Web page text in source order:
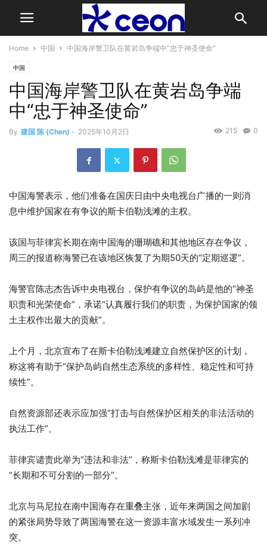
Home 中国 中国海岸警卫队在黄岩岛争端中“忠于神圣使命”
中国
中国海岸警卫队在黄岩岛争端
中“忠于神圣使命”
By 建国 陈 (Chen) - 2025年10月2日 0
215
中国海警表示，他们准备在国庆日由中央电视台广播的一则消
息中维护国家在有争议的斯卡伯勒浅滩的主权。
该国与菲律宾长期在南中国海的珊瑚礁和其他地区存在争议，
周三的报道称海警已在该地区恢复了为期50天的“定期巡逻”。
海警官陈志杰告诉中央电视台，保护有争议的岛屿是他的“神圣
职责和光荣使命”，承诺“认真履行我们的职责，为保护国家的领
土主权作出最大的贡献”。
上个月，北京宣布了在斯卡伯勒浅滩建立自然保护区的计划，
称这将有助于“保护岛屿自然生态系统的多样性、稳定性和可持
续性”。
自然资源部还表示应加强“打击与自然保护区相关的非法活动的
执法工作”。
菲律宾谴责此举为“违法和非法”，称斯卡伯勒浅滩是菲律宾的
“长期和不可分割的一部分”。
北京与马尼拉在南中国海存在重叠主张，近年来两国之间加剧
的紧张局势导致了两国海警在这一资源丰富水域发生一系列冲
突。